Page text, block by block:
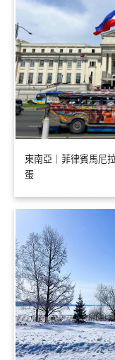
東南亞｜菲律賓馬尼
蛋